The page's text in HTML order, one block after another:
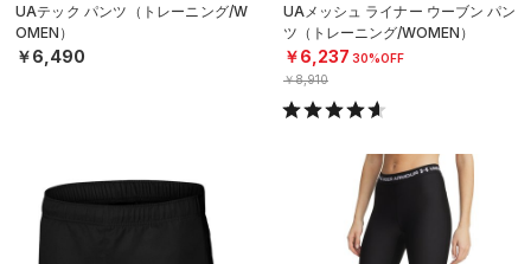
UAテック パンツ（トレーニング/W
OMEN）
￥6,490
UAメッシュ ライナー ウーブン パン
ツ（トレーニング/WOMEN）
￥6,237 30%OFF
￥8,910